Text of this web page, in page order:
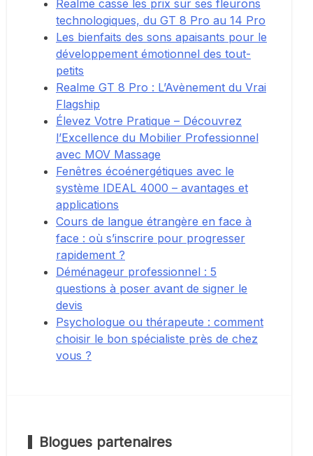
Realme casse les prix sur ses fleurons
technologiques, du GT 8 Pro au 14 Pro
Les bienfaits des sons apaisants pour le
développement émotionnel des tout-
petits
Realme GT 8 Pro : L’Avènement du Vrai
Flagship
Élevez Votre Pratique – Découvrez
l’Excellence du Mobilier Professionnel
avec MOV Massage
Fenêtres écoénergétiques avec le
système IDEAL 4000 – avantages et
applications
Cours de langue étrangère en face à
face : où s’inscrire pour progresser
rapidement ?
Déménageur professionnel : 5
questions à poser avant de signer le
devis
Psychologue ou thérapeute : comment
choisir le bon spécialiste près de chez
vous ?
Blogues partenaires